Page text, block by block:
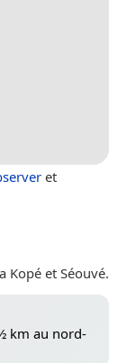
et
Kopé et Séouvé.
km au nord-